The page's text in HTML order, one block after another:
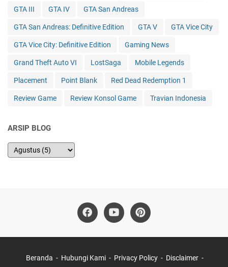
GTA III GTA IV GTA San Andreas
GTA San Andreas: Definitive Edition GTA V GTA Vice City
GTA Vice City: Definitive Edition Gaming News
Grand Theft Auto VI LostSaga Mobile Legends
Placement Point Blank Red Dead Redemption 1
Review Game Review Konsol Game Travian Indonesia
ARSIP BLOG
Beranda Hubungi Kami Privacy Policy Disclaimer